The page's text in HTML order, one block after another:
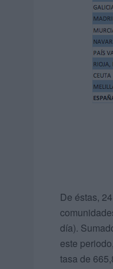
De éstas,
día).
este
tasa de